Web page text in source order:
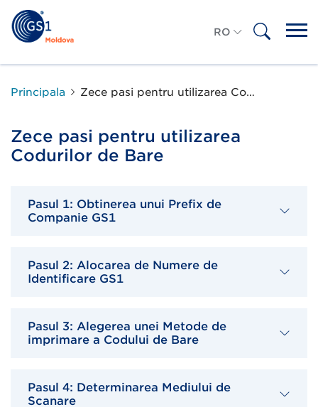
RO
RU
Principala Zece pasi pentru utilizarea Codurilor de Bare
Zece pasi pentru utilizarea
Codurilor de Bare
Pasul 1: Obtinerea unui Prefix de
Companie GS1
Pasul 2: Alocarea de Numere de
Identificare GS1
Pasul 3: Alegerea unei Metode de
imprimare a Codului de Bare
Pasul 4: Determinarea Mediului de
Scanare